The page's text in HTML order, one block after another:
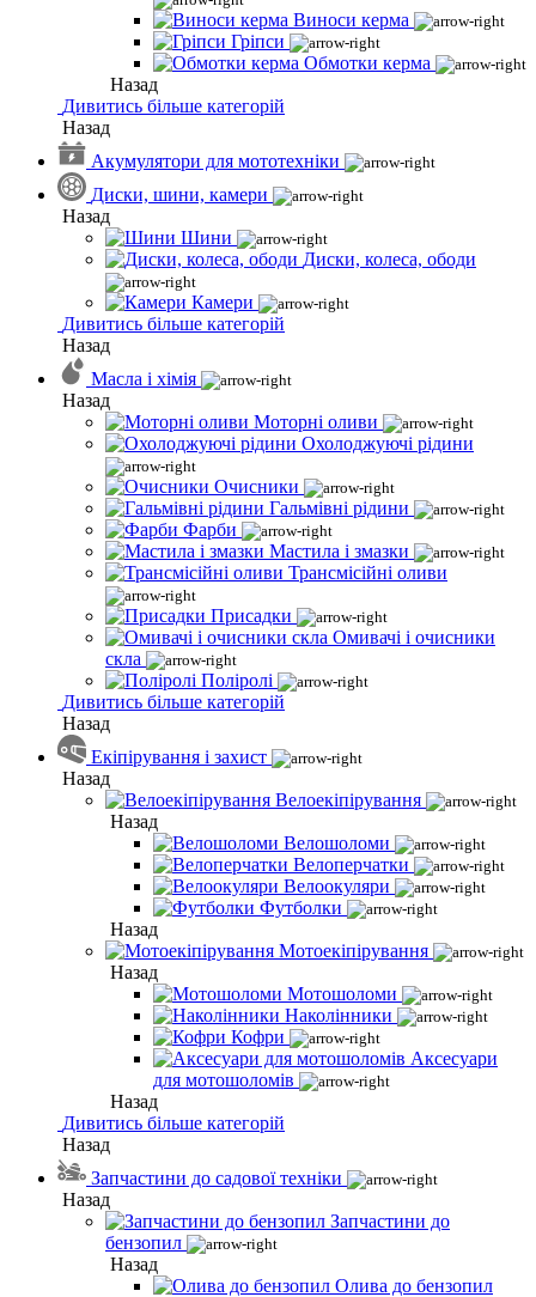
Виноси керма
Гріпси
Обмотки керма
Назад
Дивитись більше категорій
Назад
Акумулятори для мототехніки
Диски, шини, камери
Назад
Шини
Диски, колеса, ободи
Камери
Дивитись більше категорій
Назад
Масла і хімія
Назад
Моторні оливи
Охолоджуючі рідини
Очисники
Гальмівні рідини
Фарби
Мастила і змазки
Трансмісійні оливи
Присадки
Омивачі і очисники
скла
Поліролі
Дивитись більше категорій
Назад
Екіпірування і захист
Назад
Велоекіпірування
Назад
Велошоломи
Велоперчатки
Велоокуляри
Футболки
Назад
Мотоекіпірування
Назад
Мотошоломи
Наколінники
Кофри
Аксесуари
для мотошоломів
Назад
Дивитись більше категорій
Назад
Запчастини до садової техніки
Назад
Запчастини до
бензопил
Назад
Олива до бензопил